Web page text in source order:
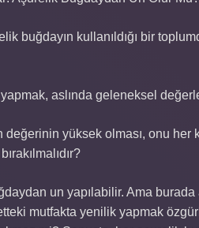
buğdayın kullanıldığı bir
aslında geleneksel
değerinin yüksek olması, onu her
un yapılabilir. Ama burada
mutfakta yenilik yapmak